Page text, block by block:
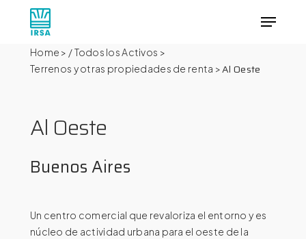
content
Menu
Home > / Todos los Activos >
Terrenos y otras propiedades de renta >Al Oeste
Al Oeste
BuenosAires
Un centro comercial que revaloriza el entorno y es
núcleo de actividad urbana para el oeste de la